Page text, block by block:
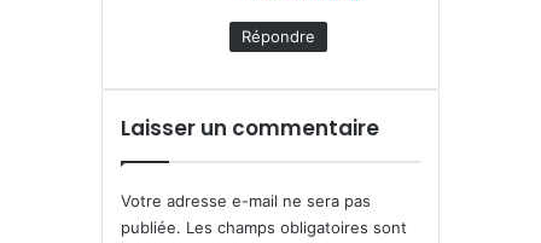
Répondre
Laisser un commentaire
Votre adresse e-mail ne sera pas
publiée. Les champs obligatoires sont